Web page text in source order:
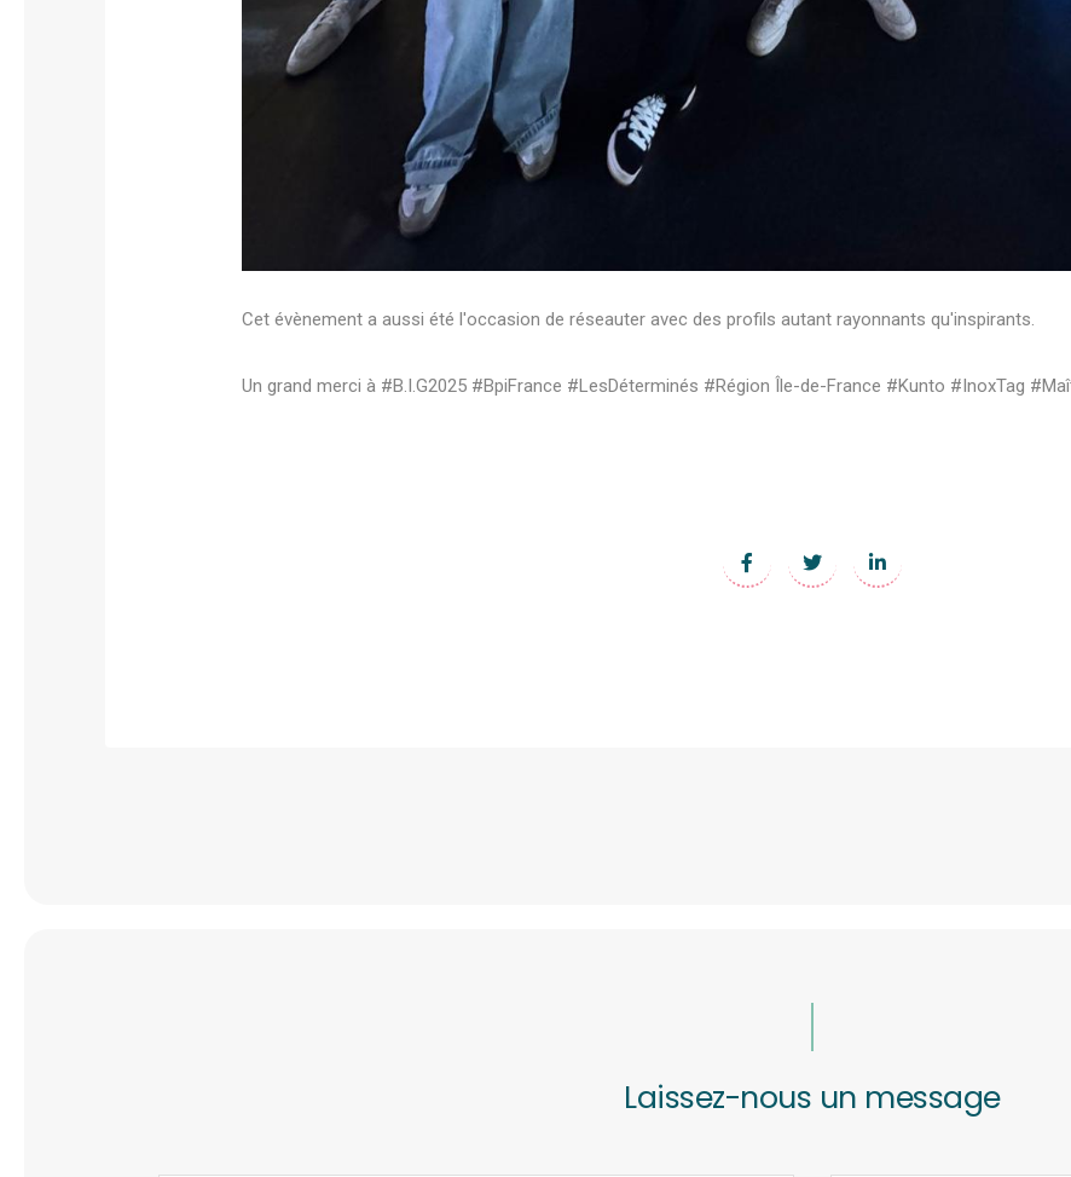
Cet évènement a aussi été l'occasion de réseauter avec des profils autant rayonnants qu'inspirants.
Un grand merci à #B.I.G2025 #BpiFrance #LesDéterminés #Région Île-de-France #Kunto #InoxTag
Laissez-nous un message